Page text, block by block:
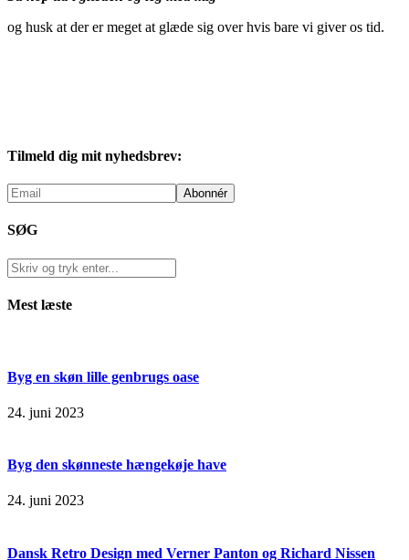
og husk at der er meget at glæde sig over hvis bare vi giver os tid.
Tilmeld dig mit nyhedsbrev:
SØG
Mest læste
Byg en skøn lille genbrugs oase
24. juni 2023
Byg den skønneste hængekøje have
24. juni 2023
Dansk Retro Design med Verner Panton og Richard Nissen